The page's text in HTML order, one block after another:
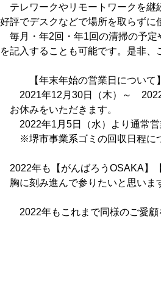
テレワークやリモートワークを継
好評でデスクなどで場所を取らず
毎月・年2回・年1回の清掃の予定
を記入することも可能です。是非、
【年末年始の営業日について】
2021年12月30日（木）～ 2022
お休みをいただきます。
2022年1月5日（水）より通常営
※堺市事業系ゴミの回収日程に
2022年も【がんばろうOSAKA】
胸に刻み進んで参りたいと思いま
2022年もこれまで同様のご愛顧